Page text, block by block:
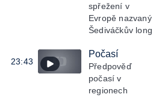
spřežení v
Evropě nazvaný
Šediváčkův long.
23:43
Počasí
Předpověď
počasí v
regionech